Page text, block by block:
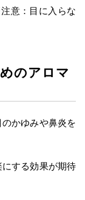
意：目に入らな
のアロマ
かゆみや鼻炎を
する効果が期待